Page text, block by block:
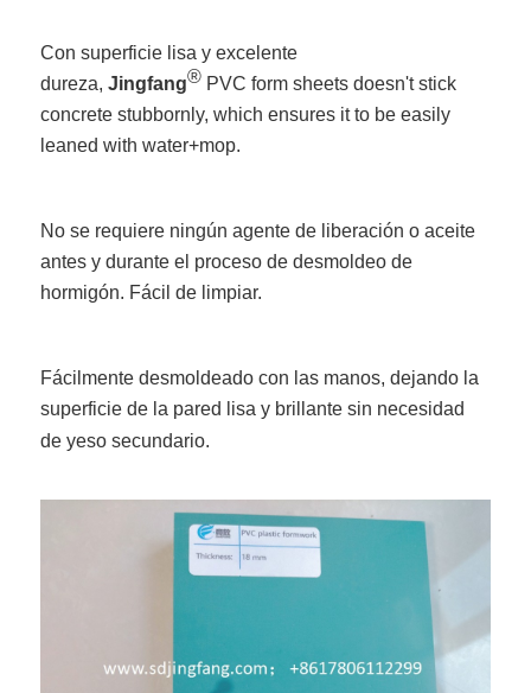
Con superficie lisa y excelente
dureza,Jingfang® PVC form sheets doesn't stick
concrete stubbornly, which ensures it to be easily
leaned with water+mop.
No se requiere ningún agente de liberación o aceite
antes y durante el proceso de desmoldeo de
hormigón. Fácil de limpiar.
Fácilmente desmoldeado con las manos, dejando la
superficie de la pared lisa y brillante sin necesidad
de yeso secundario.